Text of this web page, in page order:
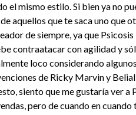
el mismo estilo. Si bien ya no
aquellos que te saca uno que
de siempre, ya que
contraatacar con agilidad y
loco considerando
de Ricky Marvin y
siento que me gustaría ver a
pero de cuando en